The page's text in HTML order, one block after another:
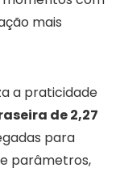
mais
a praticidade
de 2,27
para
parâmetros,